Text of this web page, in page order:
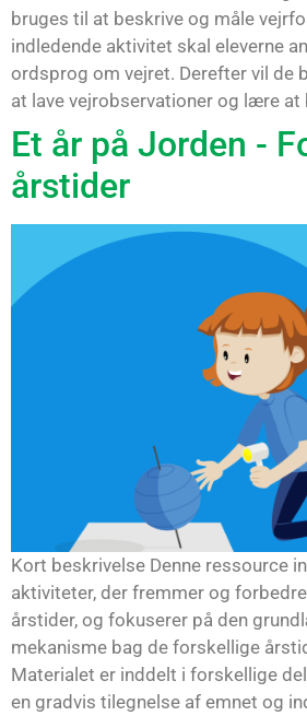
bruges til at beskrive og måle
indledende aktivitet skal eleverne
ordsprog om vejret. Derefter vil de
at lave vejrobservationer og lære at
Et år på Jorden -
årstider
Kort beskrivelse Denne ressource
aktiviteter, der fremmer og
årstider, og fokuserer på den
mekanisme bag de forskellige
Materialet er inddelt i forskellige
en gradvis tilegnelse af emnet og